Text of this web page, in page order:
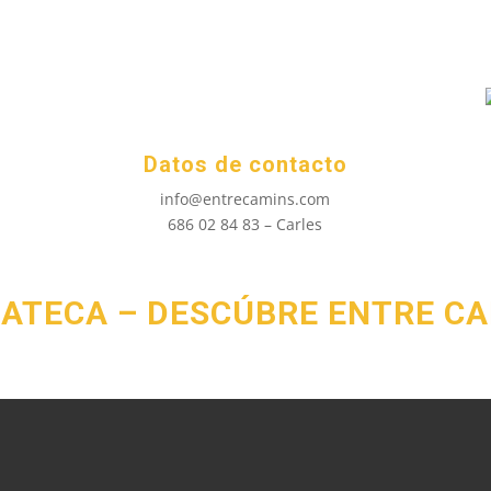
Datos de contacto
info@entrecamins.com
686 02 84 83 – Carles
– DESCÚBRE ENTRE